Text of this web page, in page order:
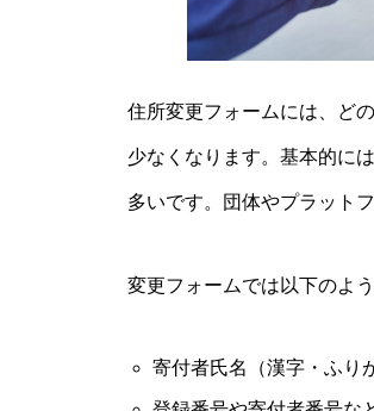
住所変更フォームには、ど
少なくなります。基本的に
多いです。団体やプラット
変更フォームでは以下のよ
寄付者氏名（漢字・ふり